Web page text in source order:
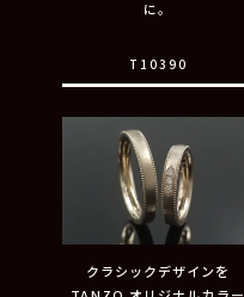
に。
T10390
クラシックデザインを